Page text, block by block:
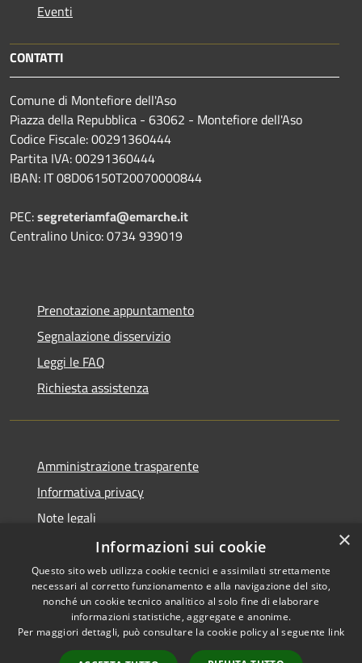
Eventi
CONTATTI
Comune di Montefiore dell'Aso
Piazza della Repubblica - 63062 - Montefiore dell'Aso
Codice Fiscale: 00291360444
Partita IVA: 00291360444
IBAN: IT 08D06150T20070000844
PEC:segreteriamfa@emarche.it
Centralino Unico: 0734 939019
Prenotazione appuntamento
Segnalazione disservizio
Leggi le FAQ
Richiesta assistenza
Amministrazione trasparente
Informativa privacy
Note legali
Dichiarazione di accessibilità
RSS
Accessibilità
Copyright © 2026 • Comune di
Montefiore dell'Aso • Powered
×
Informazioni sui cookie
Questo sito web utilizza cookie tecnici e assimilati strettamente
necessari al corretto funzionamento e alla navigazione del sito,
nonché un cookie tecnico analitico al solo fine di elaborare
informazioni statistiche, aggregate e anonime.
Per maggiori dettagli, può consultare la cookie policy al seguente link